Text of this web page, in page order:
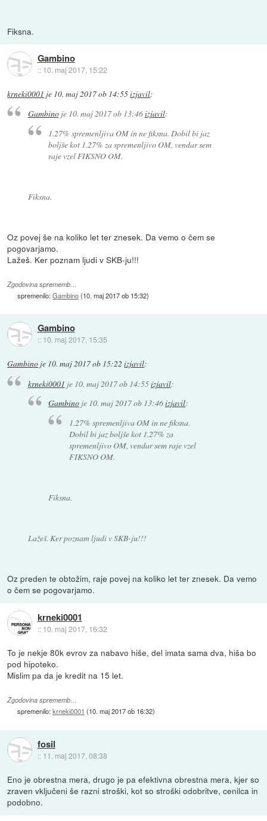
Fiksna.
Gambino
:: 10. maj 2017, 15:22
krneki0001 je 10. maj 2017 ob 14:55izjavil:
Gambinoje 10. maj 2017 ob 13:46izjavil:
1.27% spremenljiva OM in ne fiksna. Dobil bi jaz
boljše kot 1.27% za spremenljivo OM, vendar sem
raje vzel FIKSNO OM.
Fiksna.
Oz povej še na koliko let ter znesek. Da vemo o čem se
pogovarjamo.
Lažeš. Ker poznam ljudi v SKB-ju!!!
Zgodovina sprememb…
spremenilo:Gambino(10. maj 2017 ob 15:32)
Gambino
:: 10. maj 2017, 15:35
Gambino je 10. maj 2017 ob 15:22 izjavil:
krneki0001 je 10. maj 2017 ob 14:55izjavil:
Gambino je 10. maj 2017 ob 13:46izjavil:
1.27% spremenljiva OM in ne fiksna.
Dobil bi jaz boljše kot 1.27% za
spremenljivo OM, vendar sem raje vzel
FIKSNO OM.
Fiksna.
Lažeš. Ker poznam ljudi v SKB-ju!!!
Oz preden te obtožim, raje povej na koliko let ter znesek. Da vemo
o čem se pogovarjamo.
krneki0001
:: 10. maj 2017, 16:32
To je nekje 80k evrov za nabavo hiše, del imata sama dva, hiša bo
pod hipoteko.
Mislim pa da je kredit na 15 let.
Zgodovina sprememb…
spremenilo:krneki0001 (10. maj 2017 ob 16:32)
fosil
:: 11. maj 2017, 08:38
Eno je obrestna mera, drugo je pa efektivna obrestna mera, kjer so
zraven vključeni še razni stroški, kot so stroški odobritve, cenilca in
podobno.